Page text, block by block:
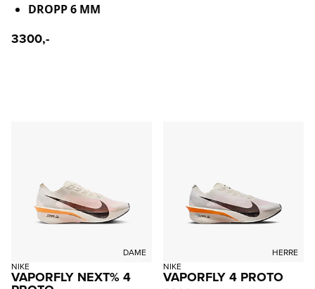
DROPP 6 MM
3300,-
DAME
NIKE
VAPORFLY NEXT% 4
HERRE
NIKE
VAPORFLY 4 PROTO